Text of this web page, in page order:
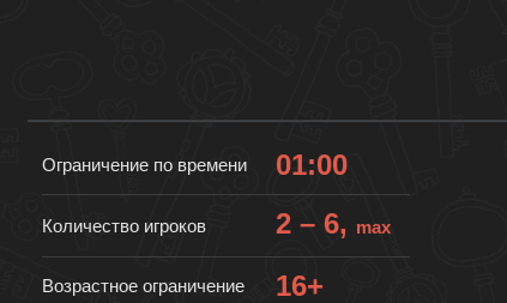
Ограничение по времени 01:00
Количество игроков 2 – 6, max
Возрастное ограничение 16+